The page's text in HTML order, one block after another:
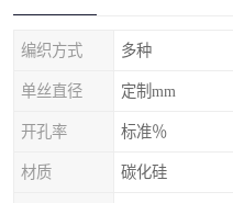
编织方式 多种
单丝直径 定制mm
开孔率 标准％
材质 碳化硅